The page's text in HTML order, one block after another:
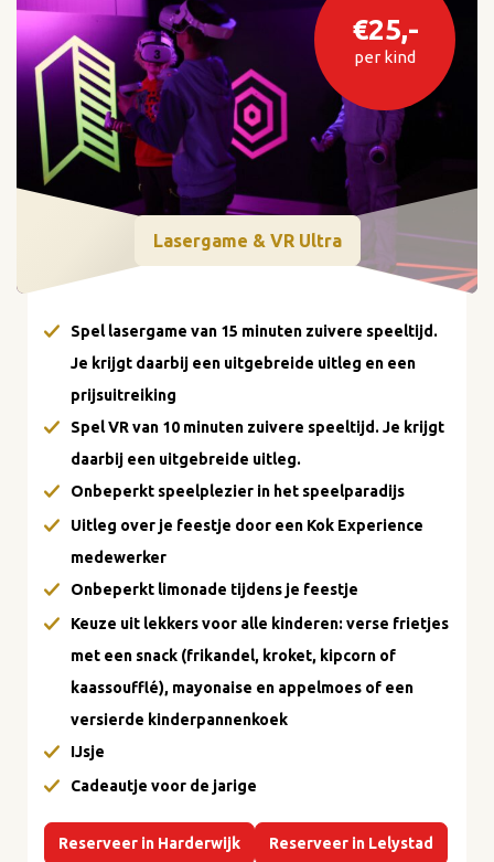
€25,-
per kind
Lasergame & VR Ultra
Spel lasergame van 15 minuten zuivere speeltijd.
Je krijgt daarbij een uitgebreide uitleg en een
prijsuitreiking
Spel VR van 10 minuten zuivere speeltijd. Je krijgt
daarbij een uitgebreide uitleg.
Onbeperkt speelplezier in het speelparadijs
Uitleg over je feestje door een Kok Experience
medewerker
Onbeperkt limonade tijdens je feestje
Keuze uit lekkers voor alle kinderen: verse frietjes
met een snack (frikandel, kroket, kipcorn of
kaassoufflé), mayonaise en appelmoes of een
versierde kinderpannenkoek
IJsje
Cadeautje voor de jarige
Reserveer in Harderwijk Reserveer in Lelystad